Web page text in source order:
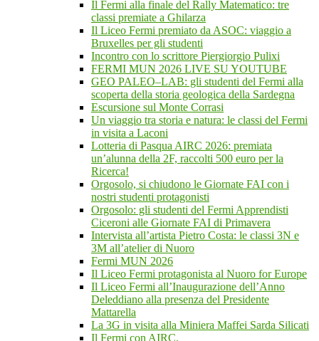
Il Fermi alla finale del Rally Matematico: tre
classi premiate a Ghilarza
Il Liceo Fermi premiato da ASOC: viaggio a
Bruxelles per gli studenti
Incontro con lo scrittore Piergiorgio Pulixi
FERMI MUN 2026 LIVE SU YOUTUBE
GEO PALEO–LAB: gli studenti del Fermi alla
scoperta della storia geologica della Sardegna
Escursione sul Monte Corrasi
Un viaggio tra storia e natura: le classi del Fermi
in visita a Laconi
Lotteria di Pasqua AIRC 2026: premiata
un’alunna della 2F, raccolti 500 euro per la
Ricerca!
Orgosolo, si chiudono le Giornate FAI con i
nostri studenti protagonisti
Orgosolo: gli studenti del Fermi Apprendisti
Ciceroni alle Giornate FAI di Primavera
Intervista all’artista Pietro Costa: le classi 3N e
3M all’atelier di Nuoro
Fermi MUN 2026
Il Liceo Fermi protagonista al Nuoro for Europe
Il Liceo Fermi all’Inaugurazione dell’Anno
Deleddiano alla presenza del Presidente
Mattarella
La 3G in visita alla Miniera Maffei Sarda Silicati
Il Fermi con AIRC.